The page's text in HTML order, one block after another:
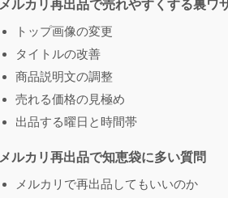
メルカリ再出品で売れやすくする裏ワ
トップ画像の変更
タイトルの改善
商品説明文の調整
売れる価格の見極め
出品する曜日と時間帯
メルカリ再出品で知恵袋に多い質問
メルカリで再出品してもいいのか